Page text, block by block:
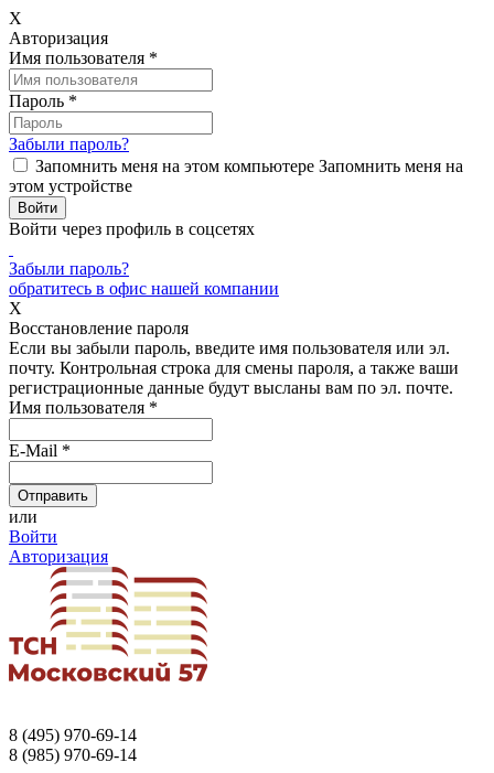
X
Авторизация
Имя пользователя *
Пароль *
Забыли пароль?
Запомнить меня на этом компьютере Запомнить меня на
этом устройстве
Войти через профиль в соцсетях
Забыли пароль?
обратитесь в офис нашей компании
X
Восстановление пароля
Если вы забыли пароль, введите имя пользователя или эл.
почту. Контрольная строка для смены пароля, а также ваши
регистрационные данные будут высланы вам по эл. почте.
Имя пользователя *
E-Mail *
или
Войти
Авторизация
8 (495) 970-69-14
8 (985) 970-69-14